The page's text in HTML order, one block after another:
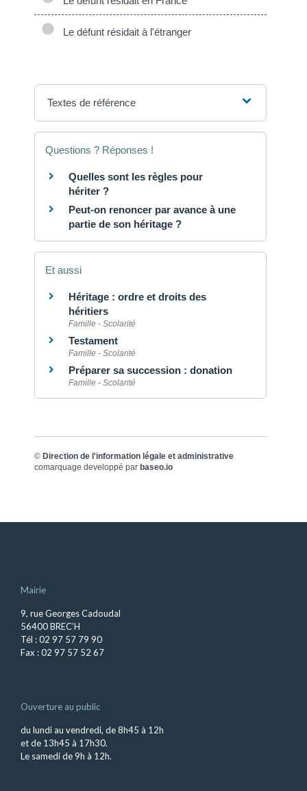
Le défunt résidait à l'étranger
Textes de référence
Questions ? Réponses !
Quelles sont les règles pour
hériter ?
Peut-on renoncer par avance à une
partie de son héritage ?
Et aussi
Héritage : ordre et droits des
héritiers
Famille - Scolarité
Testament
Famille - Scolarité
Préparer sa succession : donation
Famille - Scolarité
© Direction de l'information légale et administrative
comarquage developpé par baseo.io
Mairie
9, rue Georges Cadoudal
56400 BREC’H
Tél : 02 97 57 79 90
Fax : 02 97 57 52 67
Ouverture au public
du lundi au vendredi, de 8h45 à 12h
et de 13h45 à 17h30.
Le samedi de 9h à 12h.